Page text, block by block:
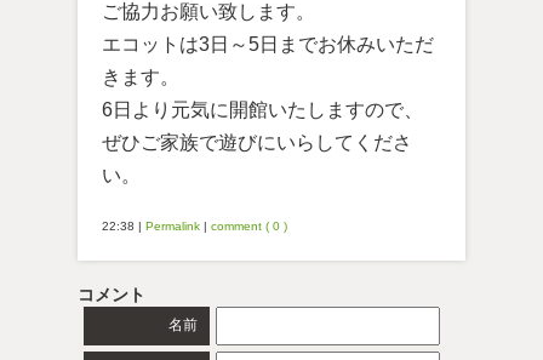
ご協力お願い致します。
エコットは3日～5日までお休みいただ
きます。
6日より元気に開館いたしますので、
ぜひご家族で遊びにいらしてくださ
い。
22:38 | Permalink | comment ( 0 )
コメント
名前